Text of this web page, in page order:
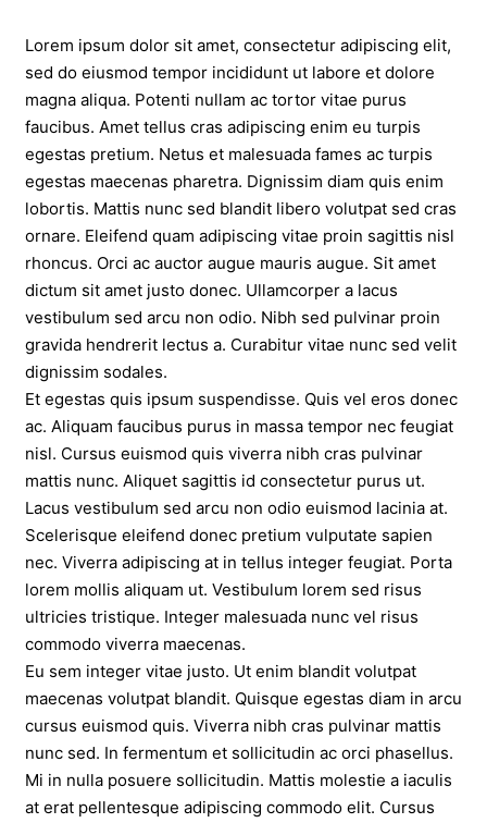
Lorem ipsum dolor sit amet, consectetur adipiscing elit,
sed do eiusmod tempor incididunt ut labore et dolore
magna aliqua. Potenti nullam ac tortor vitae purus
faucibus. Amet tellus cras adipiscing enim eu turpis
egestas pretium. Netus et malesuada fames ac turpis
egestas maecenas pharetra. Dignissim diam quis enim
lobortis. Mattis nunc sed blandit libero volutpat sed cras
ornare. Eleifend quam adipiscing vitae proin sagittis nisl
rhoncus. Orci ac auctor augue mauris augue. Sit amet
dictum sit amet justo donec. Ullamcorper a lacus
vestibulum sed arcu non odio. Nibh sed pulvinar proin
gravida hendrerit lectus a. Curabitur vitae nunc sed velit
dignissim sodales.
Et egestas quis ipsum suspendisse. Quis vel eros donec
ac. Aliquam faucibus purus in massa tempor nec feugiat
nisl. Cursus euismod quis viverra nibh cras pulvinar
mattis nunc. Aliquet sagittis id consectetur purus ut.
Lacus vestibulum sed arcu non odio euismod lacinia at.
Scelerisque eleifend donec pretium vulputate sapien
nec. Viverra adipiscing at in tellus integer feugiat. Porta
lorem mollis aliquam ut. Vestibulum lorem sed risus
ultricies tristique. Integer malesuada nunc vel risus
commodo viverra maecenas.
Eu sem integer vitae justo. Ut enim blandit volutpat
maecenas volutpat blandit. Quisque egestas diam in arcu
cursus euismod quis. Viverra nibh cras pulvinar mattis
nunc sed. In fermentum et sollicitudin ac orci phasellus.
Mi in nulla posuere sollicitudin. Mattis molestie a iaculis
at erat pellentesque adipiscing commodo elit. Cursus